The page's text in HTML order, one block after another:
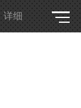
详细